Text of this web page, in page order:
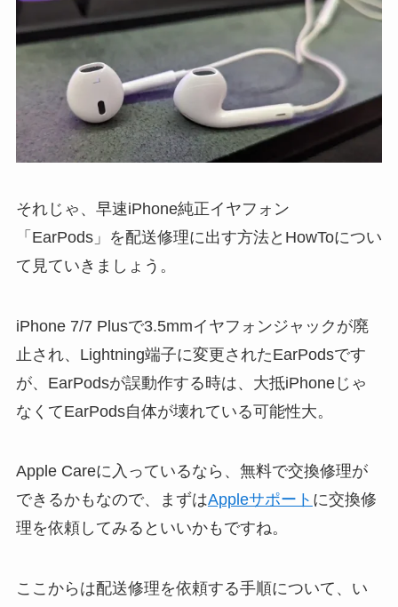
それじゃ、早速iPhone純正イヤフォン
「EarPods」を配送修理に出す方法とHowToについ
て見ていきましょう。
iPhone 7/7 Plusで3.5mmイヤフォンジャックが廃
止され、Lightning端子に変更されたEarPodsです
が、EarPodsが誤動作する時は、大抵iPhoneじゃ
なくてEarPods自体が壊れている可能性大。
Apple Careに入っているなら、無料で交換修理が
できるかもなので、まずはAppleサポート に交換修
理を依頼してみるといいかもですね。
ここからは配送修理を依頼する手順について、い